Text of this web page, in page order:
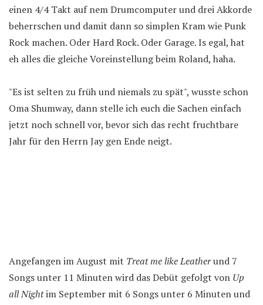
einen 4/4 Takt auf nem Drumcomputer und drei Akkorde
beherrschen und damit dann so simplen Kram wie Punk
Rock machen. Oder Hard Rock. Oder Garage. Is egal, hat
eh alles die gleiche Voreinstellung beim Roland, haha.
"Es ist selten zu früh und niemals zu spät", wusste schon
Oma Shumway, dann stelle ich euch die Sachen einfach
jetzt noch schnell vor, bevor sich das recht fruchtbare
Jahr für den Herrn Jay gen Ende neigt.
Angefangen im August mit Treat me like Leatherund 7
Songs unter 11 Minuten wird das Debüt gefolgt von Up
all Nightim September mit 6 Songs unter 6 Minuten und